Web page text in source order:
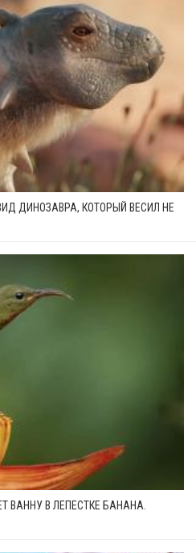
ДИНОЗАВРА, КОТОРЫЙ ВЕСИЛ НЕ
ВАННУ В ЛЕПЕСТКЕ БАНАНА.